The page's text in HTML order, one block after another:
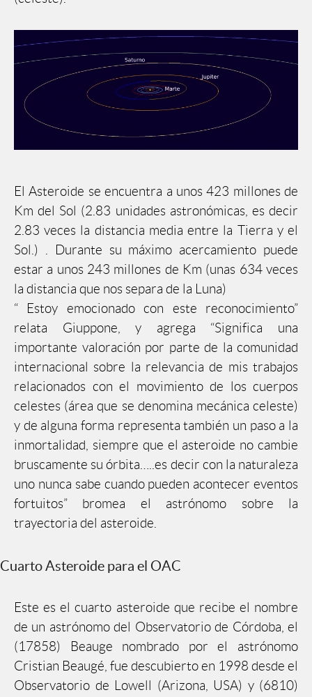
El Asteroide se encuentra a unos 423 millones de
Km del Sol (2.83 unidades astronómicas, es decir
2.83 veces la distancia media entre la Tierra y el
Sol.) . Durante su máximo acercamiento puede
estar a unos 243 millones de Km (unas 634 veces
la distancia que nos separa de la Luna)
“ Estoy emocionado con este reconocimiento”
relata Giuppone, y agrega “Significa una
importante valoración por parte de la comunidad
internacional sobre la relevancia de mis trabajos
relacionados con el movimiento de los cuerpos
celestes (área que se denomina mecánica celeste)
y de alguna forma representa también un paso a la
inmortalidad, siempre que el asteroide no cambie
bruscamente su órbita…..es decir con la naturaleza
uno nunca sabe cuando pueden acontecer eventos
fortuitos” bromea el astrónomo sobre la
trayectoria del asteroide.
Cuarto Asteroide para el OAC
Este es el cuarto asteroide que recibe el nombre
de un astrónomo del Observatorio de Córdoba, el
(17858) Beauge nombrado por el astrónomo
Cristian Beaugé, fue descubierto en 1998 desde el
Observatorio de Lowell (Arizona, USA) y (6810)